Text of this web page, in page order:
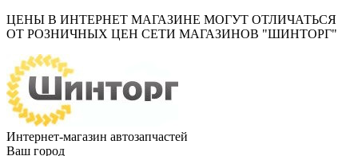
ЦЕНЫ В ИНТЕРНЕТ МАГАЗИНЕ МОГУТ ОТЛИЧАТЬСЯ
ОТ РОЗНИЧНЫХ ЦЕН СЕТИ МАГАЗИНОВ "ШИНТОРГ"
Интернет-магазин автозапчастей
Ваш город